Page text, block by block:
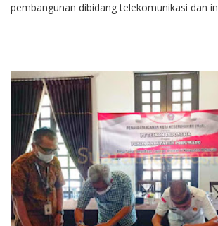
pembangunan dibidang telekomunikasi dan